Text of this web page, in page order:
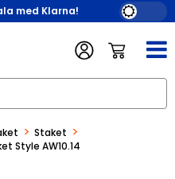
med Klarna!
> Staket >
Style AW10.14